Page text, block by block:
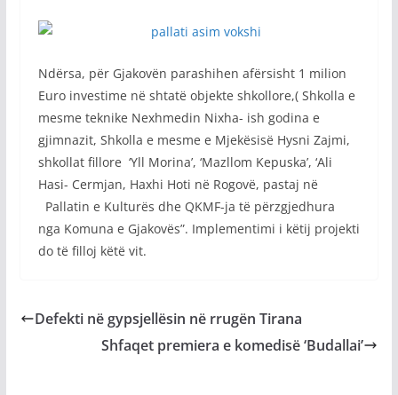
Ndërsa, për Gjakovën parashihen afërsisht 1 milion
Euro investime në shtatë objekte shkollore,( Shkolla e
mesme teknike Nexhmedin Nixha- ish godina e
gjimnazit, Shkolla e mesme e Mjekësisë Hysni Zajmi,
shkollat fillore ‘Yll Morina’, ‘Mazllom Kepuska’, ‘Ali
Hasi- Cermjan, Haxhi Hoti në Rogovë, pastaj në
Pallatin e Kulturës dhe QKMF-ja të përzgjedhura
nga Komuna e Gjakovës”. Implementimi i këtij projekti
do të filloj këtë vit.
Defekti në gypsjellësin në rrugën Tirana
Shfaqet premiera e komedisë ‘Budallai’